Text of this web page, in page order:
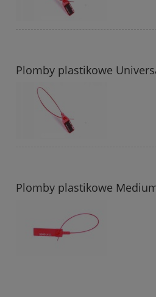
Plomby plastikowe
Plomby plastikowe